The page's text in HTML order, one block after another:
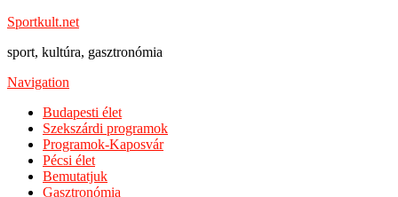
Sportkult.net
sport, kultúra, gasztronómia
Navigation
Budapesti élet
Szekszárdi programok
Programok-Kaposvár
Pécsi élet
Bemutatjuk
Gasztronómia